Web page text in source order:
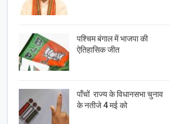
पश्चिम बंगाल में भाजपा की
ऐतिहासिक जीत
पाँचों राज्य के विधानसभा चुनाव
के नतीजे 4 मई को